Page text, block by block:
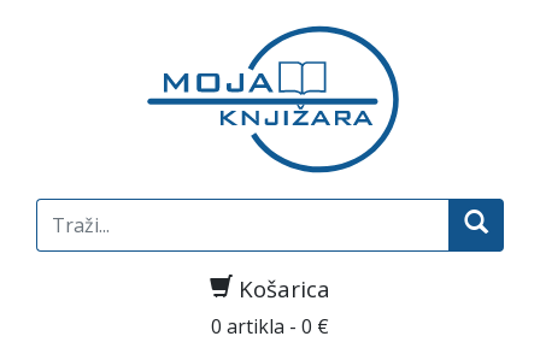
Search
for:
Košarica
0 artikla - 0 €